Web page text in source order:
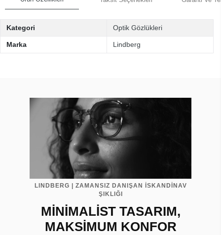
Kategori Optik Gözlükleri
Marka Lindberg
LINDBERG | ZAMANSIZ DANIŞAN İSKANDİNAV
ŞIKLIĞI
MİNİMALİST TASARIM,
MAKSİMUM KONFOR